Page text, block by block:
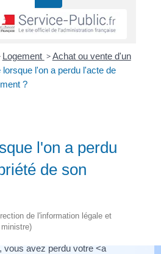
Logement >Achat ou vente d'un
lorsque l'on a perdu l'acte de
?
l'on a perdu
de son
de l'information légale et
vous avez perdu votre <a